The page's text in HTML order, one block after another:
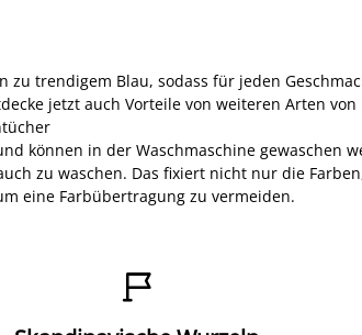
trendigem Blau, sodass für jeden
jetzt auch Vorteile von weiteren Arten
können in der Waschmaschine
zu waschen. Das fixiert nicht nur die
eine Farbübertragung zu vermeiden.
